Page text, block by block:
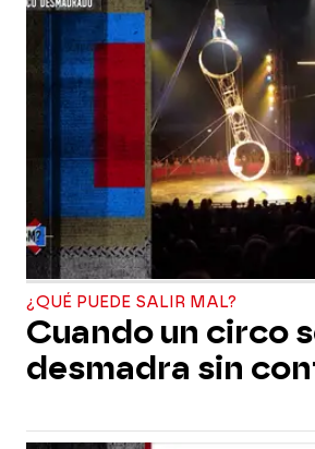
¿QUÉ PUEDE SALIR MAL?
Cuando un circo
desmadra sin